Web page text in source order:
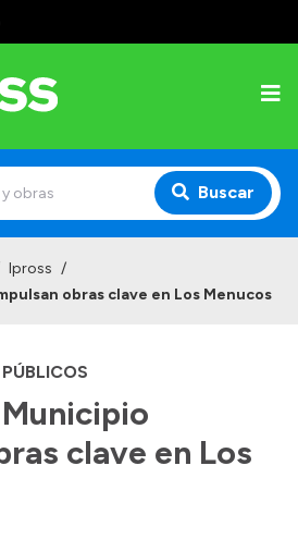
Buscar
Ipross /
obras clave en Los Menucos
clave en Los